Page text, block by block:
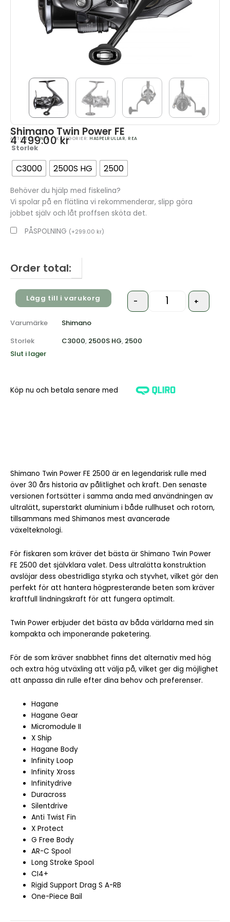
Shimano Twin Power FE
ARTIKELNR:N/A KATEGORIER: HASPELRULLAR, REA
4 499.00kr
Storlek
C3000 2500S HG 2500
Behöver du hjälp med fiskelina?
Vi spolar på en flätlina vi rekommenderar, slipp göra
jobbet själv och låt proffsen sköta det.
PÅSPOLNING (+299.00 kr)
Order total:
- +
Lägg till i varukorg
Varumärke
Shimano
Storlek
C3000, 2500S HG, 2500
Slut i lager
Köp nu och betala senare med
Shimano Twin Power FE 2500 är en legendarisk rulle med
över 30 års historia av pålitlighet och kraft. Den senaste
versionen fortsätter i samma anda med användningen av
ultralätt, superstarkt aluminium i både rullhuset och rotorn,
tillsammans med Shimanos mest avancerade
växelteknologi.
För fiskaren som kräver det bästa är Shimano Twin Power
FE 2500 det självklara valet. Dess ultralätta konstruktion
avslöjar dess obestridliga styrka och styvhet, vilket gör den
perfekt för att hantera högpresterande beten som kräver
kraftfull lindningskraft för att fungera optimalt.
Twin Power erbjuder det bästa av båda världarna med sin
kompakta och imponerande paketering.
För de som kräver snabbhet finns det alternativ med hög
och extra hög utväxling att välja på, vilket ger dig möjlighet
att anpassa din rulle efter dina behov och preferenser.
Hagane
Hagane Gear
Micromodule II
X Ship
Hagane Body
Infinity Loop
Infinity Xross
Infinitydrive
Duracross
Silentdrive
Anti Twist Fin
X Protect
G Free Body
AR-C Spool
Long Stroke Spool
CI4+
Rigid Support Drag S A-RB
One-Piece Bail